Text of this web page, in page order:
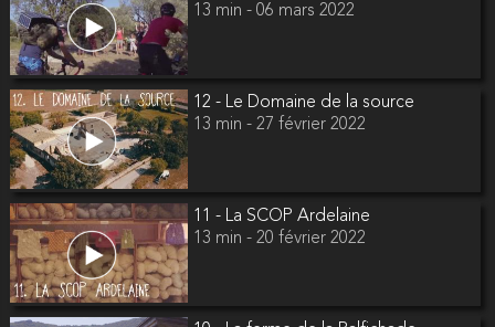
13 min - 06 mars 2022
12 - Le Domaine de la source
13 min - 27 février 2022
11 - La SCOP Ardelaine
13 min - 20 février 2022